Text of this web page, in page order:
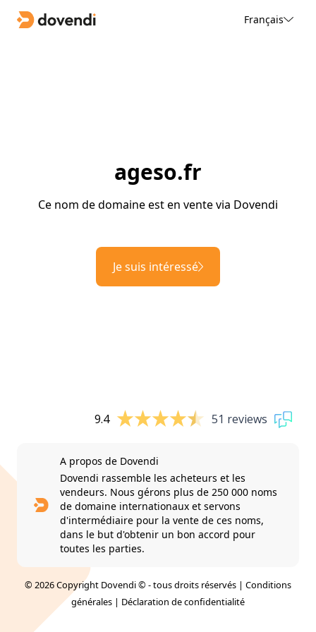
Français
ageso.fr
Ce nom de domaine est en vente via Dovendi
Je suis intéressé
9.4 51 reviews
A propos de Dovendi
Dovendi rassemble les acheteurs et les
vendeurs. Nous gérons plus de 250 000 noms
de domaine internationaux et servons
d'intermédiaire pour la vente de ces noms,
dans le but d'obtenir un bon accord pour
toutes les parties.
© 2026 Copyright Dovendi © - tous droits réservés | Conditions
générales | Déclaration de confidentialité